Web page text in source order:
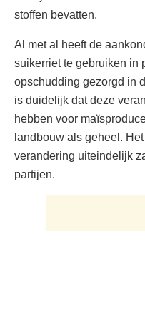
stoffen bevatten.
Al met al heeft de
suikerriet te gebruiken in
opschudding gezorgd in
is duidelijk dat deze
hebben voor
landbouw als geheel.
verandering uiteindelijk
partijen.